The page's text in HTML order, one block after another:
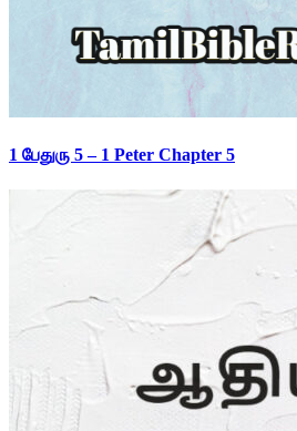
1 பேதுரு 5 – 1 Peter Chapter 5